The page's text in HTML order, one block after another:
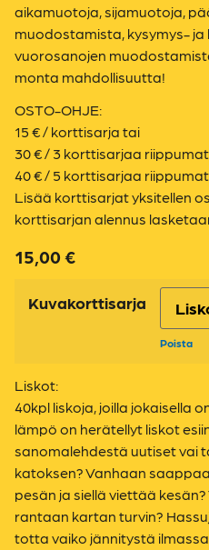
aikamuotoja, sijamuotoja,
muodostamista, kysymys-
vuorosanojen
monta mahdollisuutta!
OSTO-OHJE:
15 € / korttisarja tai
30 € / 3 korttisarjaa
40 € / 5 korttisarjaa
Lisää korttisarjat yksitellen
korttisarjan alennus
15,00€
Kuvakorttisarja
Poista
Liskot:
40kpl liskoja, joilla jokaisella
lämpö on herätellyt liskot
sanomalehdestä uutiset vai
katoksen? Vanhaan
pesän ja siellä viettää
rantaan kartan turvin?
totta vaiko jännitystä